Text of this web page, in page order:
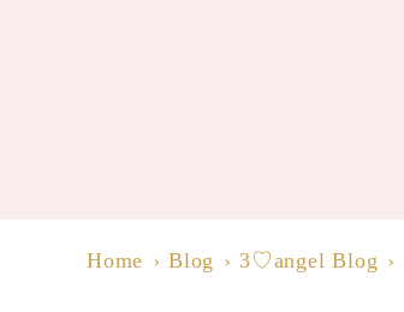
Home Blog 3♡angel Blog